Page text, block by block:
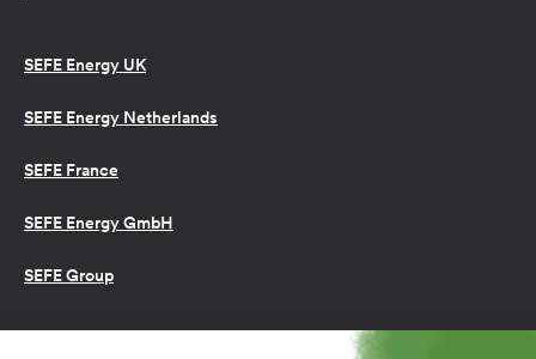
SEFE Energy UK
SEFE Energy Netherlands
SEFE France
SEFE Energy GmbH
SEFE Group